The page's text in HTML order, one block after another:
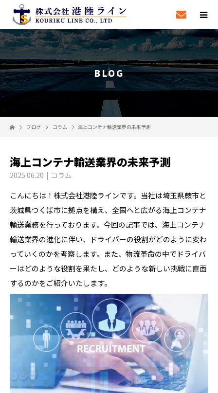
BLOG
ブログ コラム 海上コンテナ輸送業界の未来予測
海上コンテナ輸送業界の未来予測
2025.06.20 コラム
こんにちは！株式会社港陸ラインです。当社は埼玉県蕨市と
茨城県つくば市に拠点を構え、全国へと広がる海上コンテナ
輸送業務を行っております。今回の記事では、海上コンテナ
輸送業界の進化に伴い、ドライバーの役割がどのように変わ
っていくのかを考察します。また、物流革命の中でドライバ
ーはどのような役割を果たし、どのような新しい挑戦に直面
するのかをご紹介いたします。